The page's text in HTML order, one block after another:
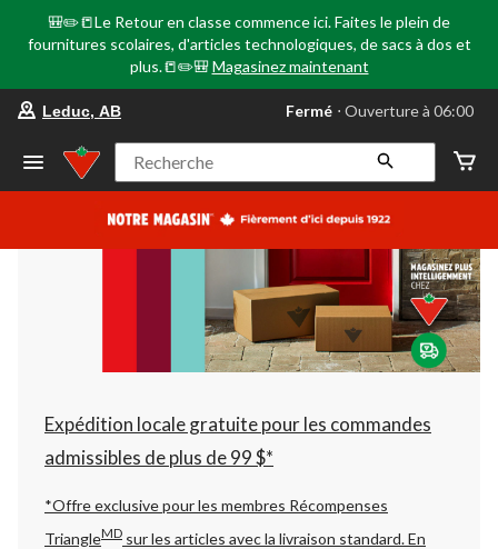
🎒✏️📒Le Retour en classe commence ici. Faites le plein de
fournitures scolaires, d'articles technologiques, de sacs à dos et
plus.📒✏️🎒 Magasinez maintenant
votre
préféré
Leduc,
AB,
courament
Ouverture
à
06:00
cliquer
pour
changer
Leduc, AB Fermé ⋅ Ouverture à 06:00
Recherche
Expédition locale gratuite pour les commandes
admissibles de plus de 99 $*
*Offre exclusive pour les membres Récompenses
TriangleMD sur les articles avec la livraison standard.En